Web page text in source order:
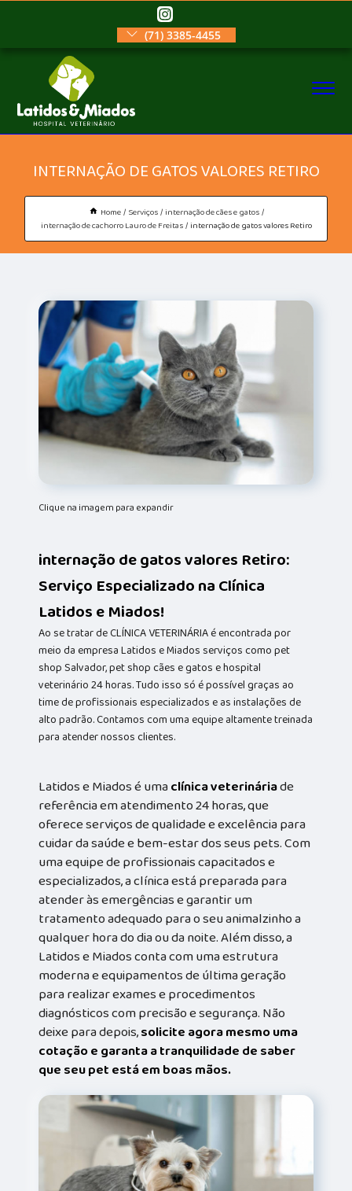
(71) 3385-4455
INTERNAÇÃO DE GATOS VALORES RETIRO
Home Serviços
internação de cães e gatos
internação de cachorro Lauro de Freitas
internação de gatos valores Retiro
Clique na imagem para expandir
internação de gatos valores Retiro:
Serviço Especializado na Clínica
Latidos e Miados!
Ao se tratar de CLÍNICA VETERINÁRIA é encontrada por
meio da empresa Latidos e Miados serviços como pet
shop Salvador, pet shop cães e gatos e hospital
veterinário 24 horas. Tudo isso só é possível graças ao
time de profissionais especializados e as instalações de
alto padrão. Contamos com uma equipe altamente treinada
para atender nossos clientes.
Latidos e Miados é umaclínica veterináriade
referência em atendimento 24 horas, que
oferece serviços de qualidade e excelência para
cuidar da saúde e bem-estar dos seus pets. Com
uma equipe de profissionais capacitados e
especializados, a clínica está preparada para
atender às emergências e garantir um
tratamento adequado para o seu animalzinho a
qualquer hora do dia ou da noite. Além disso, a
Latidos e Miados conta com uma estrutura
moderna e equipamentos de última geração
para realizar exames e procedimentos
diagnósticos com precisão e segurança. Não
deixe para depois,solicite agora mesmo uma
cotação e garanta a tranquilidade de saber
que seu pet está em boas mãos.